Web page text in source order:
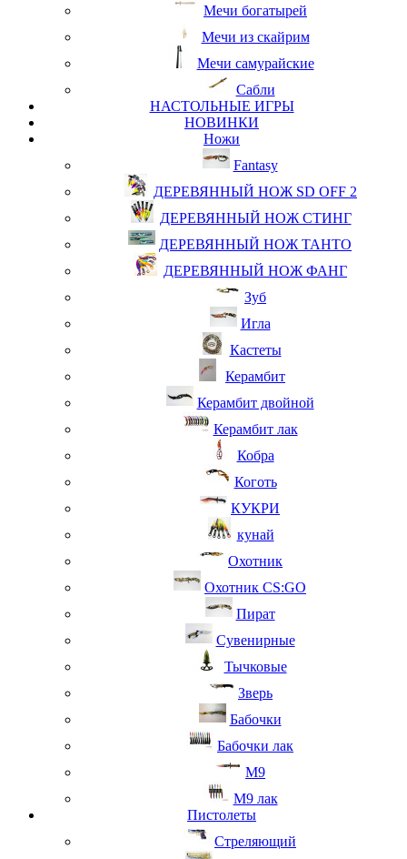
Мечи богатырей
Мечи из скайрим
Мечи самурайские
Сабли
НАСТОЛЬНЫЕ ИГРЫ
НОВИНКИ
Ножи
Fantasy
ДЕРЕВЯННЫЙ НОЖ SD OFF 2
ДЕРЕВЯННЫЙ НОЖ СТИНГ
ДЕРЕВЯННЫЙ НОЖ ТАНТО
ДЕРЕВЯННЫЙ НОЖ ФАНГ
Зуб
Игла
Кастеты
Керамбит
Керамбит двойной
Керамбит лак
Кобра
Коготь
КУКРИ
кунай
Охотник
Охотник CS:GO
Пират
Сувенирные
Тычковые
Зверь
Бабочки
Бабочки лак
М9
M9 лак
Пистолеты
Стреляющий